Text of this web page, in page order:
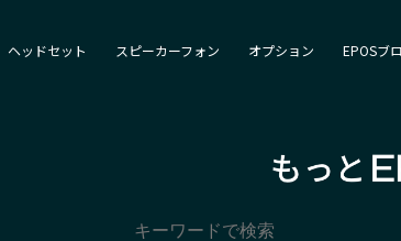
ヘッドセット スピーカーフォン オプション EPOSブ